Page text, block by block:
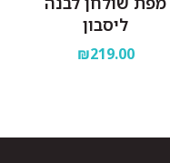
ליסבון
₪219.00